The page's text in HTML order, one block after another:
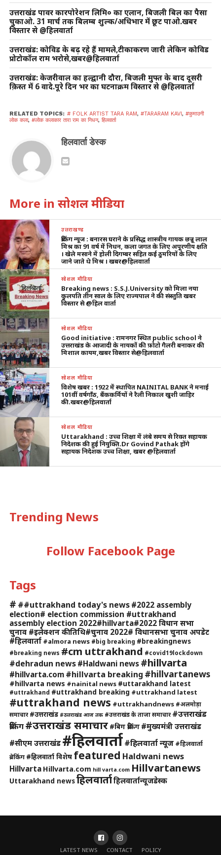
उत्तराखंड पावर कारपोरेशन लिमि० का एलान, बिजली बिल का पैसा
चुकाओ. 31 मार्च तक बिलम्ब शुल्क/अधिभार में छूट पाओ.खबर
विस्तार से @हिलवार्ता
उत्तराखंड: कोविड के बढ़ रहे हैं मामले,टीकाकरण जारी लेकिन कोविड
प्रोटोकॉल राम भरोसे,खबर@हिलवार्ता
उत्तराखंड: केजरीवाल का हल्द्वानी दौरा, बिजली मुफ्त के बाद दूसरी
क़िस्त में 6 वादे.पूरे दिन भर का घटनाक्रम विस्तार से @हिलवार्ता
RELATED TOPICS: # FOLK ARTIST TARA RAM, #TARARAM KAVI, #कुमाउनी
लोक कला, #लोक कलाकार तारा राम का निधन, हिलवार्ता
हिलवार्ता डेस्क
More in सोशल मीडिया
उत्तराखण्ड
ब्रेकिंग न्यूज : बनारस घराने के प्रसिद्ध शास्त्रीय गायक छन्नू लाल
मिश्र का 91 वर्ष में निधन, कला जगत के लिए अपूरणीय क्षति
। खेले मसाने में होली दिगम्बर सहित कई ठुमरियों के लिए
जाने जाते थे मिश्र । खबर@हिलवार्ता
सोशल मीडिया
Breaking news : S.S.J.University को मिला नया
कुलपति तीन साल के लिए राज्यपाल ने की संस्तुति खबर
विस्तार से @हिल वार्ता
सोशल मीडिया
Good initiative : रामनगर स्थित public school ने
उत्तराखंड के आजादी के नायकों की फ़ोटो गैलरी बनाकर की
मिशाल कायम,खबर विस्तार से@हिलवार्ता
सोशल मीडिया
विशेष खबर : 1922 में स्थापित NAINITAL BANK ने मनाई
101वीं वर्षगाँठ, बैंककर्मियों ने रैली निकाल खुशी जाहिर
की.खबर@हिलवार्ता
सोशल मीडिया
Uttarakhand : उच्च शिक्षा में लंबे समय से रिक्त सहायक
निदेशक की हुई नियुक्ति.Dr Govind Pathak होंगे
सहायक निदेशक उच्च शिक्षा, खबर @हिलवार्ता
Trending News
Follow Facebook Page
Tags
# ##uttrakhand today's news #2022 assembly
election# election commission #uttrakhand
assembly election 2022#hillvarta#2022 विधान सभा
चुनाव #इलेक्शन की तिथि#चुनाव 2022# विधानसभा चुनाव अपडेट
#हिलवार्ता #almora news #big breaking #breakingnews
#breaking news #cm uttrakhand #covid19lockdown
#dehradun news #Haldwani news #hillvarta
#hillvarta.com #hillvarta breaking #hillvartanews
#hillvarta news #nainital news #uttarakhand latest
#uttrakhand #uttrakhand breaking #uttrakhand latest
#uttrakhand news #uttrakhandnews #अलमोड़ा
समाचार #उत्तराखंड #उत्तराखंड आज तक #उत्तराखंड के ताजा समाचार #उत्तराखंड
ब्रेकिंग#उत्तराखंड समाचार #बिग ब्रेकिंग #मुख्यमंत्री उत्तराखंड
#सीएम उत्तराखंड #हिलवार्ता#हिलवार्ता न्यूज #हिलवार्ता
ब्रेकिंग #हिलवार्ता विशेष featured Haldwani news
Hillvarta Hillvarta.com hill varta.com Hillvartanews
Uttarakhand newsहिलवार्ताहिलवार्तान्यूजडेस्क
LATEST NEWS CONTACT POLICY